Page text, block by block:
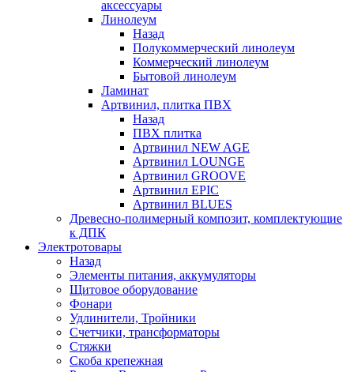
аксессуары
Линолеум
Назад
Полукоммерческий линолеум
Коммерческий линолеум
Бытовой линолеум
Ламинат
Артвинил, плитка ПВХ
Назад
ПВХ плитка
Артвинил NEW AGE
Артвинил LOUNGE
Артвинил GROOVE
Артвинил EPIC
Артвинил BLUES
Древесно-полимерный композит, комплектующие
к ДПК
Электротовары
Назад
Элементы питания, аккумуляторы
Щитовое оборудование
Фонари
Удлинители, Тройники
Счетчики, трансформаторы
Стяжки
Скоба крепежная